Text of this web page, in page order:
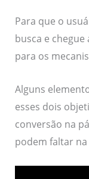
Para que o
busca e
para os
Alguns
esses dois
conversão na
podem faltar